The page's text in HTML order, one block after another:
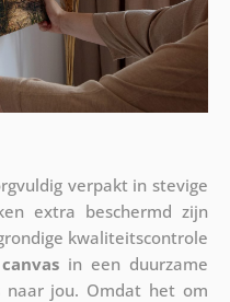
verpakt in stevige
extra beschermd zijn
kwaliteitscontrole
in een duurzame
jou. Omdat het om